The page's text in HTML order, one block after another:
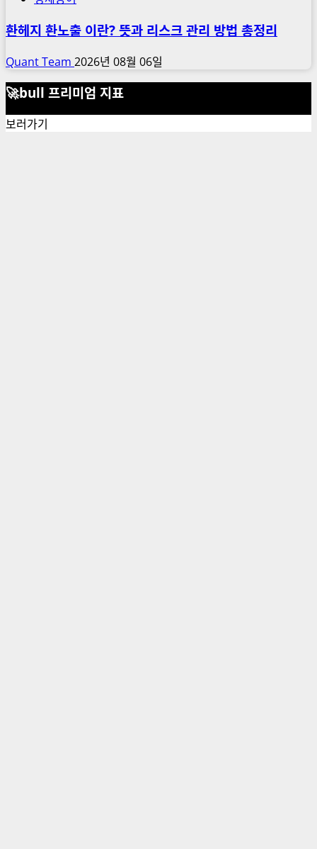
환헤지 환노출 이란? 뜻과 리스크 관리 방법 총정리
Quant Team 2026년 08월 06일
🚀bull 프리미엄 지표
보러가기